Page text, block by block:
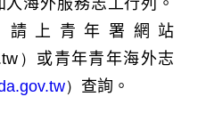
上青年署網站
） 或青年青年海外志
） 查詢。